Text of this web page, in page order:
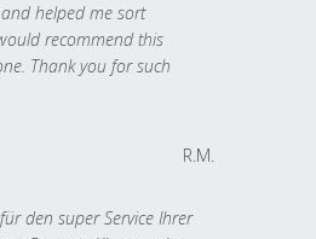
helped me sort
recommend this
Thank you for such
R.M.
den super Service Ihrer